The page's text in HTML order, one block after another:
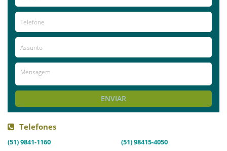
Já visitou este local?aproveite e deixe sua avaliação!
Avaliações
ENVIAR
Telefones
(51) 9841-1160
(51) 98415-4050